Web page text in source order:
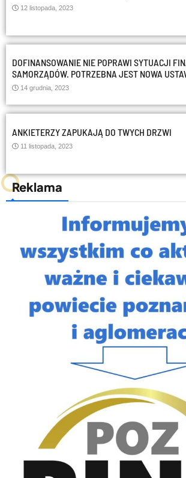
12 listopada, 2023
DOFINANSOWANIE NIE POPRAWI SYTUACJI
SAMORZĄDÓW. POTRZEBNA JEST NOWA
14 grudnia, 2023
ANKIETERZY ZAPUKAJĄ DO TWYCH DRZWI
11 listopada, 2023
Reklama